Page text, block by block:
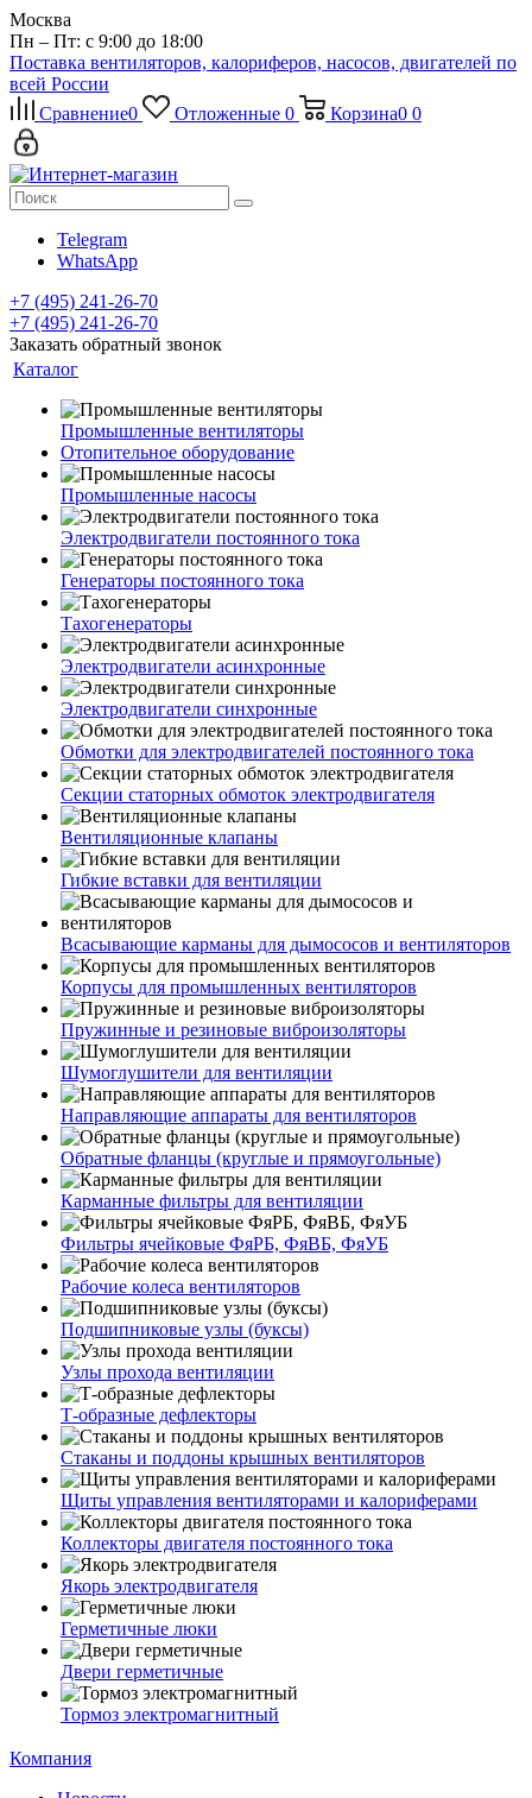
Москва
Пн – Пт: с 9:00 до 18:00
Поставка вентиляторов, калориферов, насосов, двигателей по
всей России
Сравнение0 Отложенные 0 Корзина0 0
Telegram
WhatsApp
+7 (495) 241-26-70
+7 (495) 241-26-70
Заказать обратный звонок
Каталог
Промышленные вентиляторы
Отопительное оборудование
Промышленные насосы
Электродвигатели постоянного тока
Генераторы постоянного тока
Тахогенераторы
Электродвигатели асинхронные
Электродвигатели синхронные
Обмотки для электродвигателей постоянного тока
Секции статорных обмоток электродвигателя
Вентиляционные клапаны
Гибкие вставки для вентиляции
Всасывающие карманы для дымососов и вентиляторов
Корпусы для промышленных вентиляторов
Пружинные и резиновые виброизоляторы
Шумоглушители для вентиляции
Направляющие аппараты для вентиляторов
Обратные фланцы (круглые и прямоугольные)
Карманные фильтры для вентиляции
Фильтры ячейковые ФяРБ, ФяВБ, ФяУБ
Рабочие колеса вентиляторов
Подшипниковые узлы (буксы)
Узлы прохода вентиляции
Т-образные дефлекторы
Стаканы и поддоны крышных вентиляторов
Щиты управления вентиляторами и калориферами
Коллекторы двигателя постоянного тока
Якорь электродвигателя
Герметичные люки
Двери герметичные
Тормоз электромагнитный
Компания